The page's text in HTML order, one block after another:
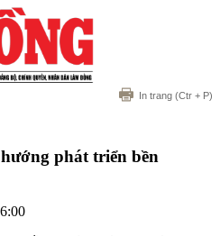
In trang (Ctr + P)
phát triển bền